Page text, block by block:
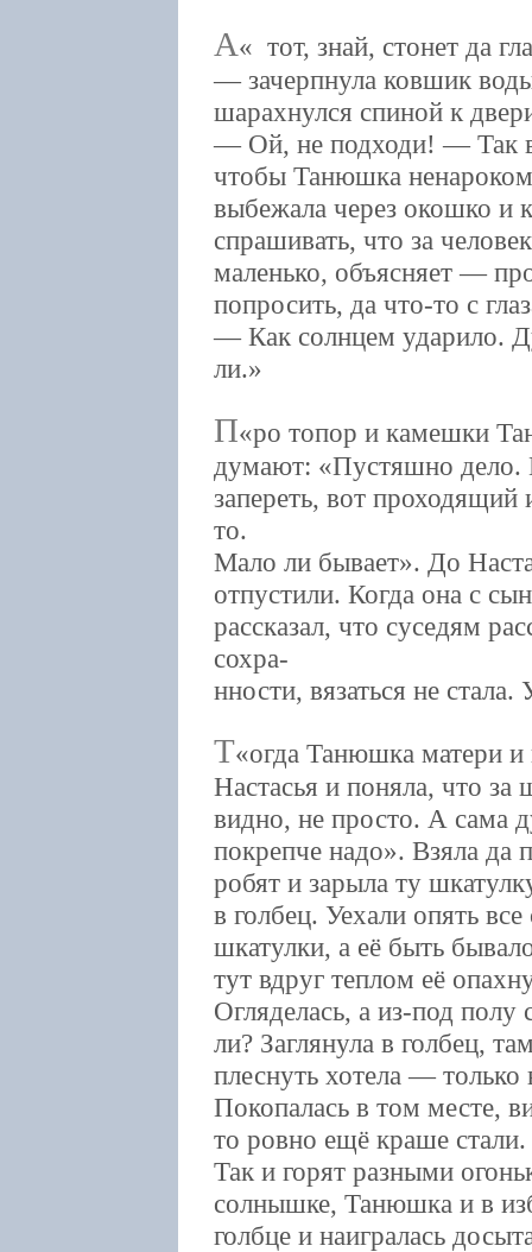
А
тот, знай, стонет да
— зачерпнула ковшик
шарахнулся спиной к
— Ой, не подходи! — Так в
чтобы Танюшка
выбежала через окошко и
спрашивать, что за
маленько, объясняет —
попросить, да что-то с
— Как солнцем ударило.
ли.
П ро топор и камешки
думают: «Пустяшно дело.
запереть, вот
то.
Мало ли бывает». До
отпустили. Когда она с
рассказал, что суседям
сохра-
нности, вязаться не
Т огда Танюшка матери
Настасья и поняла, что за
видно, не просто. А сама
покрепче надо». Взяла
робят и зарыла ту
в голбец. Уехали опять
шкатулки, а её быть
тут вдруг теплом её
Огляделась, а из-под
ли? Заглянула в голбец,
плеснуть хотела —
Покопалась в том месте,
то ровно ещё краше стали.
Так и горят разными
солнышке, Танюшка и в
голбце и наигралась